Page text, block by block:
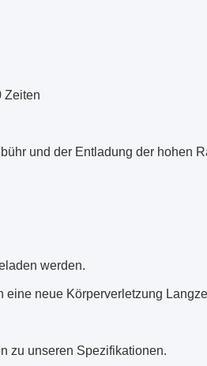
Zeiten
und der Entladung der hohen
werden.
eine neue Körperverletzung
zu unseren Spezifikationen.